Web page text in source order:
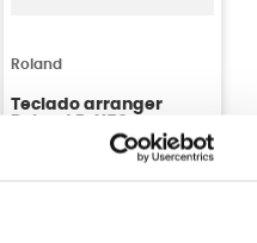
Roland
Teclado arranger
Roland E-X50